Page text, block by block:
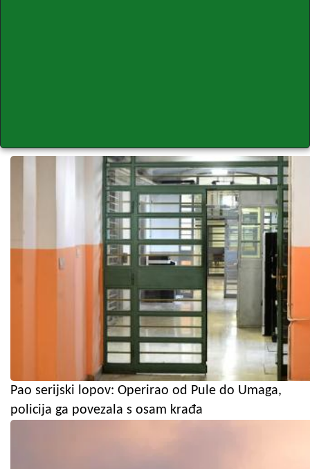
Pao serijski lopov: Operirao od Pule do Umaga,
policija ga povezala s osam krađa